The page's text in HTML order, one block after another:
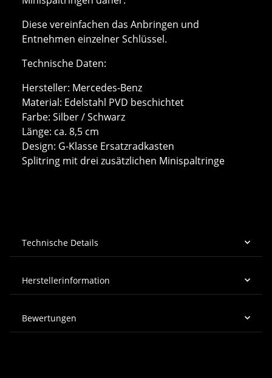
Diese vereinfachen das Anbringen und
Entnehmen einzelner Schlüssel.
Technische Daten:
Hersteller: Mercedes-Benz
Material: Edelstahl PVD beschichtet
Farbe: Silber / Schwarz
Länge: ca. 8,5 cm
Design: G-Klasse Ersatzradkasten
Splitring mit drei zusätzlichen Minispaltringe
Technische Details
Herstellerinformation
Bewertungen